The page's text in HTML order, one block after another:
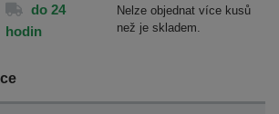
do 24
hodin
Nelze objednat více kusů
než je skladem.